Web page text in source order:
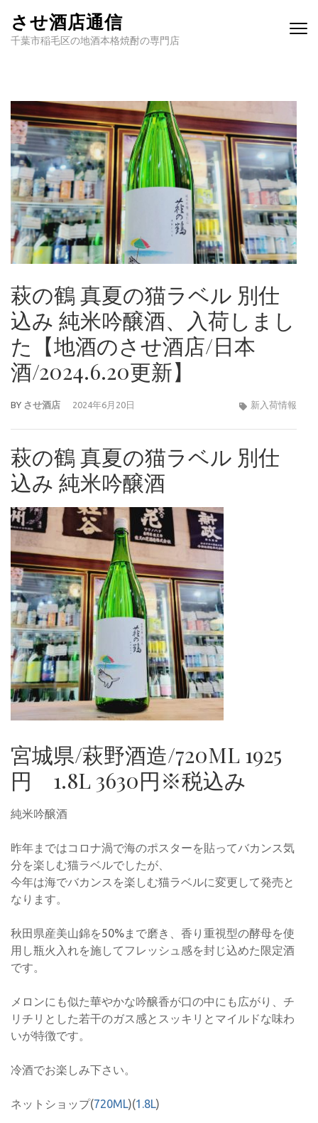
させ酒店通信
千葉市稲毛区の地酒本格焼酎の専門店
萩の鶴 真夏の猫ラベル 別仕
込み 純米吟醸酒、入荷しまし
た【地酒のさせ酒店/日本
酒/2024.6.20更新】
BY させ酒店 2024年6月20日 新入荷情報
萩の鶴 真夏の猫ラベル 別仕
込み 純米吟醸酒
宮城県/萩野酒造/720ML 1925
円 1.8L 3630円※税込み
純米吟醸酒
昨年まではコロナ渦で海のポスターを貼ってバカンス気
分を楽しむ猫ラベルでしたが、
今年は海でバカンスを楽しむ猫ラベルに変更して発売と
なります。
秋田県産美山錦を50%まで磨き、香り重視型の酵母を使
用し瓶火入れを施してフレッシュ感を封じ込めた限定酒
です。
メロンにも似た華やかな吟醸香が口の中にも広がり、チ
リチリとした若干のガス感とスッキリとマイルドな味わ
いが特徴です。
冷酒でお楽しみ下さい。
ネットショップ(720ML)(1.8L)